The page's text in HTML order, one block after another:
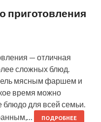
приготовления
— отличная
сложных блюд.
мясным фаршем и
время можно
блюдо для всей семьи.
ПОДРОБНЕЕ